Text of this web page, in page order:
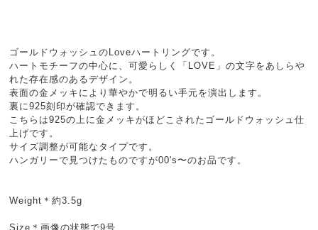
ゴールドウォッシュのLoveハートリングです。
ハートモチーフの中心に、可愛らしく「LOVE」の文字をあしらや
れた存在感のあるデザイン。
表面の金メッキにより華やかで明るい手元を演出します。
裏に925刻印が確認できます。
こちらは925の上に金メッキがほどこされたゴールドウォッシュ仕
上げです。
サイズ調整が可能なタイプです。
ハンガリーで見つけたものですが00's〜のお品です。
Weight＊約3.5g
Size＊画像の状態で9号